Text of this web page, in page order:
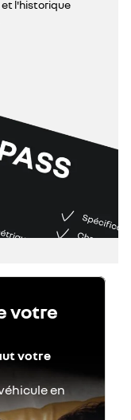
l'historique
votre
votre
en